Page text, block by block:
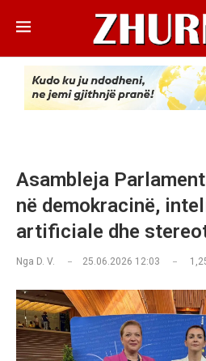
Asambleja
në demokracinë,
artificiale dhe
Nga D. V. 25.06.2026 12:03